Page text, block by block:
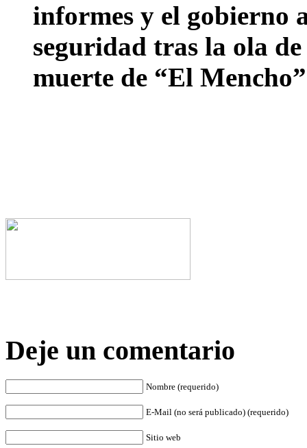
informes y el gobierno
seguridad tras la ola
muerte de “El
Deje un comentario
Nombre (requerido)
E-Mail (no será publicado) (requerido)
Sitio web